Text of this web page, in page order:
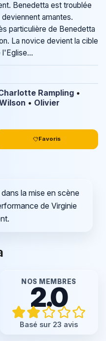
Benedetta est troublée
amantes.
particulière de Benedetta
La novice devient la cible
l'Eglise...
Rampling •
• Olivier
Favoris
la mise en scène
de Virginie
NOS MEMBRES
2.0
Basé sur 23 avis